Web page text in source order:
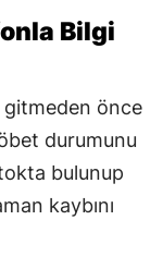
Bilgi
gitmeden önce
durumunu
bulunup
kaybını